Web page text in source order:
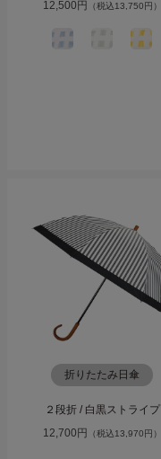
12,500円 （税込13,750円）
折りたたみ日傘
２段折 / 白黒ストライプ
12,700円 （税込13,970円）